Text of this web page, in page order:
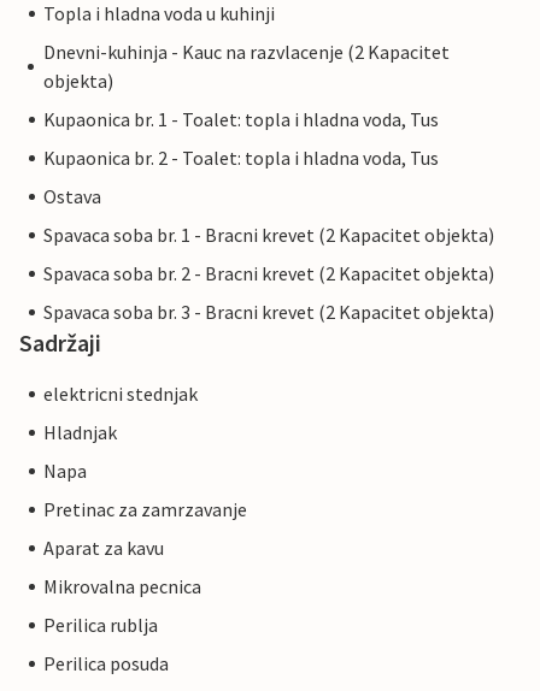
Topla i hladna voda u kuhinji
Dnevni-kuhinja - Kauc na razvlacenje (2 Kapacitet
objekta)
Kupaonica br. 1 - Toalet: topla i hladna voda, Tus
Kupaonica br. 2 - Toalet: topla i hladna voda, Tus
Ostava
Spavaca soba br. 1 - Bracni krevet (2 Kapacitet objekta)
Spavaca soba br. 2 - Bracni krevet (2 Kapacitet objekta)
Spavaca soba br. 3 - Bracni krevet (2 Kapacitet objekta)
Sadržaji
elektricni stednjak
Hladnjak
Napa
Pretinac za zamrzavanje
Aparat za kavu
Mikrovalna pecnica
Perilica rublja
Perilica posuda